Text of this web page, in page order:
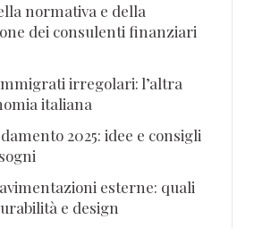
normativa e della
dei consulenti finanziari
irregolari: l’altra
italiana
2025: idee e consigli
esterne: quali
e design